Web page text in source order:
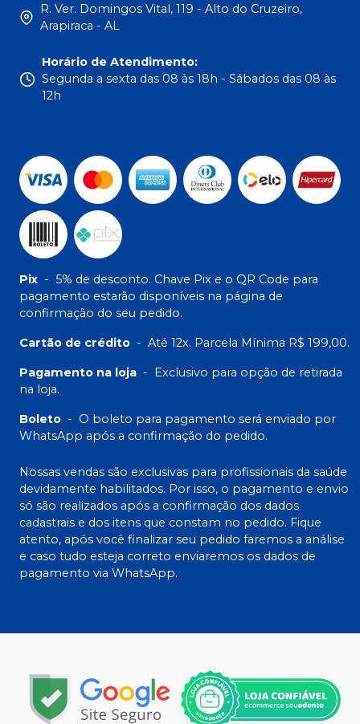
R. Ver. Domingos Vital, 119 - Alto do Cruzeiro,
Arapiraca - AL
Horário de Atendimento:
Segunda a sexta das 08 às 18h - Sábados das 08 às
12h
Pix - 5% de desconto. Chave Pix e o QR Code para
pagamento estarão disponíveis na página de
confirmação do seu pedido.
Cartão de crédito - Até 12x. Parcela Mínima R$ 199,00.
Pagamento na loja - Exclusivo para opção de retirada
na loja.
Boleto - O boleto para pagamento será enviado por
WhatsApp após a confirmação do pedido.
Nossas vendas são exclusivas para profissionais da saúde
devidamente habilitados. Por isso, o pagamento e envio
só são realizados após a confirmação dos dados
cadastrais e dos itens que constam no pedido. Fique
atento, após você finalizar seu pedido faremos a análise
e caso tudo esteja correto enviaremos os dados de
pagamento via WhatsApp.